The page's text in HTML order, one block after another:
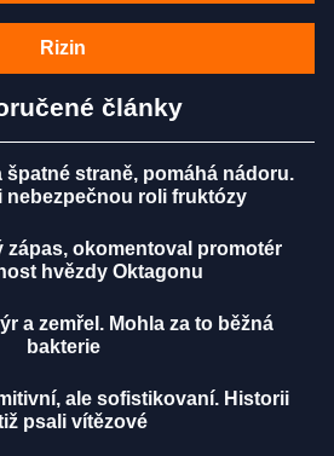
Rizin
články
špatné straně, pomáhá nádoru.
nebezpečnou roli fruktózy
zápas, okomentoval promotér
hvězdy Oktagonu
a zemřel. Mohla za to běžná
bakterie
ale sofistikovaní. Historii
psali vítězové